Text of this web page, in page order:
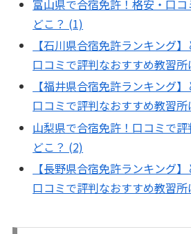
富山県で合宿免許！格安・口
どこ？ (1)
【石川県合宿免許ランキング
口コミで評判なおすすめ教習
【福井県合宿免許ランキング
口コミで評判なおすすめ教習
山梨県で合宿免許！口コミで
どこ？ (2)
【長野県合宿免許ランキング
口コミで評判なおすすめ教習